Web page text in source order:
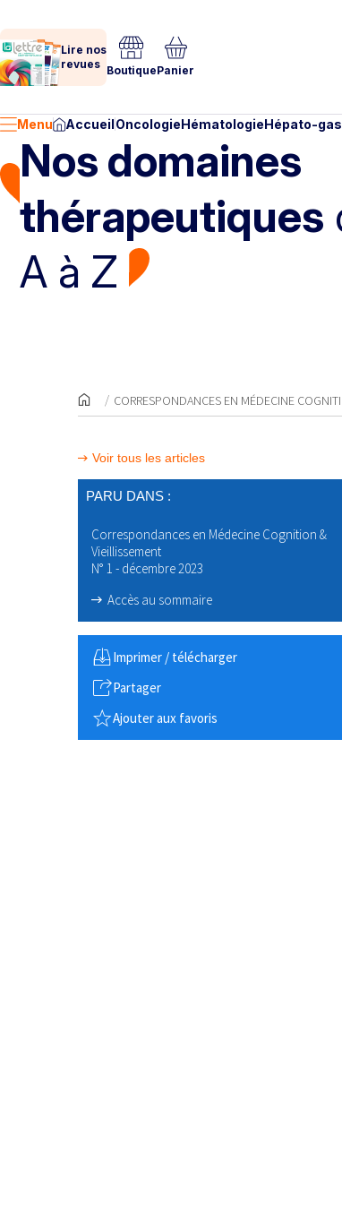
Lire nos
revues BoutiquePanier
Menu AccueilOncologieHématologieHépato-
Nos domaines
thérapeutiques
A à Z
CORRESPONDANCES EN MÉDECINE
Voir tous les articles
PARU DANS :
Correspondances en Médecine Cognition &
Vieillissement
N° 1 - décembre 2023
Accès au sommaire
Imprimer / télécharger
Partager
Ajouter aux favoris